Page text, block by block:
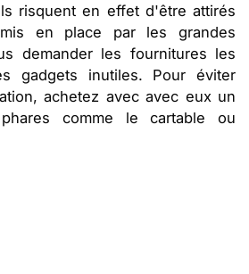
risquent en effet d'être attirés
en place par les grandes
demander les fournitures les
gadgets inutiles. Pour éviter
achetez avec avec eux un
comme le cartable ou